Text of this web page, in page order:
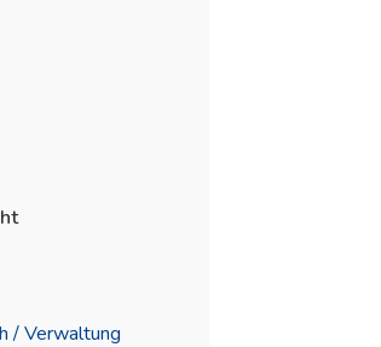
/ Verwaltung